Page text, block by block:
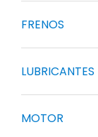
FRENOS
LUBRICANTES
MOTOR